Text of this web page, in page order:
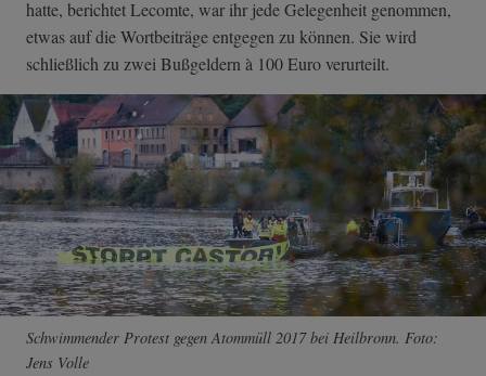
hatte, berichtet Lecomte, war ihr jede Gelegenheit genommen,
etwas auf die Wortbeiträge entgegen zu können. Sie wird
schließlich zu zwei Bußgeldern à 100 Euro verurteilt.
Schwimmender Protest gegen Atommüll 2017 bei Heilbronn. Foto:
Jens Volle